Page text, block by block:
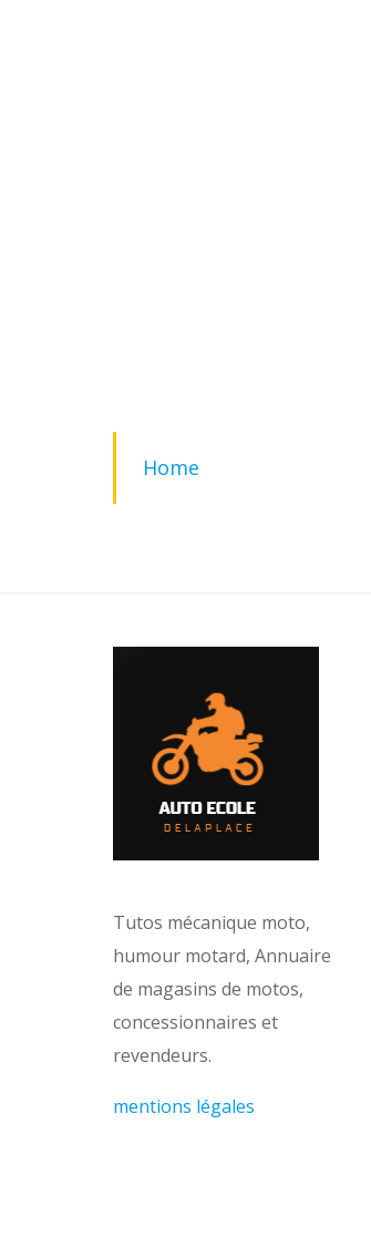
Home
Tutos mécanique moto,
humour motard, Annuaire
de magasins de motos,
concessionnaires et
revendeurs.
mentions légales